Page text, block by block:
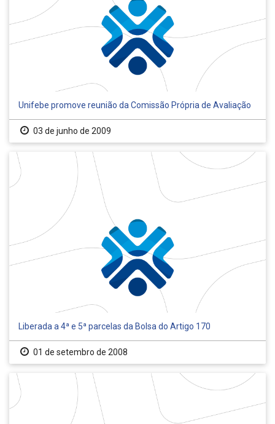
Unifebe promove reunião da Comissão Própria de Avaliação
03 de junho de 2009
Liberada a 4ª e 5ª parcelas da Bolsa do Artigo 170
01 de setembro de 2008